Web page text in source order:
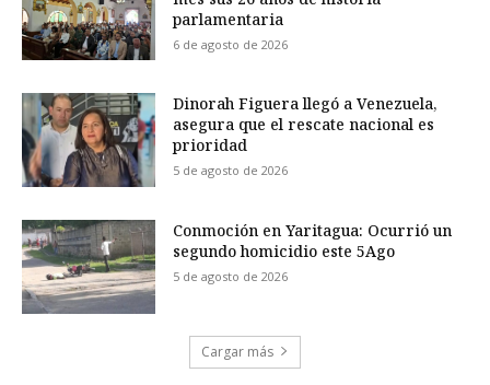
parlamentaria
6 de agosto de 2026
Dinorah Figuera llegó a Venezuela,
asegura que el rescate nacional es
prioridad
5 de agosto de 2026
Conmoción en Yaritagua: Ocurrió un
segundo homicidio este 5Ago
5 de agosto de 2026
Cargar más